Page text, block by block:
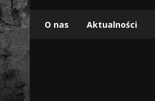
O nas Aktualności